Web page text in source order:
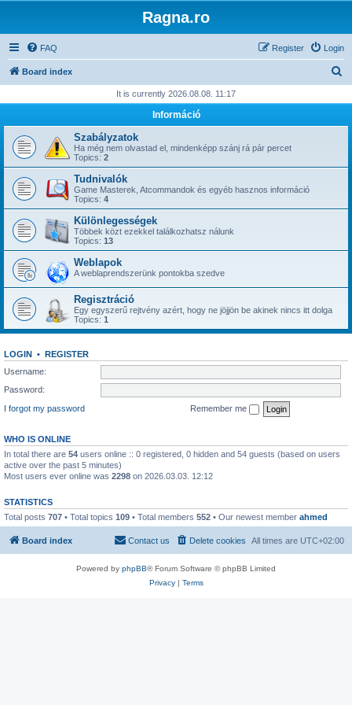
Ragna.ro
FAQ Login
Register
Board index
r
h
It is currently 2026.08.08. 11:17
Információ
Szabályzatok
Ha még nem olvastad el, mindenképp szánj rá pár percet
Topics: 2
Tudnivalók
Game Masterek, Atcommandok és egyéb hasznos információ
Topics: 4
Különlegességek
Többek közt ezekkel találkozhatsz nálunk
Topics: 13
Weblapok
A weblaprendszerünk pontokba szedve
Regisztráció
Egy egyszerű rejtvény azért, hogy ne jöjjön be akinek nincs itt dolga
Topics: 1
LOGIN • REGISTER
Username:
Password:
I forgot my password
Remember me
WHO IS ONLINE
In total there are 54 users online :: 0 registered, 0 hidden and 54 guests (based on users
active over the past 5 minutes)
Most users ever online was 2298 on 2026.03.03. 12:12
STATISTICS
Total posts 707 • Total topics 109 • Total members 552 • Our newest member ahmed
Board index All times are UTC+02:00
Delete cookies
Contact us
Powered by phpBB® Forum Software © phpBB Limited
Privacy| Terms